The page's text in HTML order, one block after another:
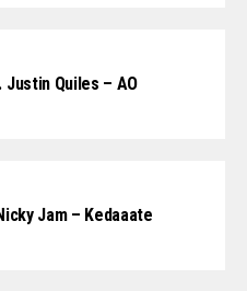
Justin Quiles – AO
Jam – Kedaaate